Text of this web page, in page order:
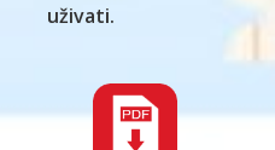
uživati.